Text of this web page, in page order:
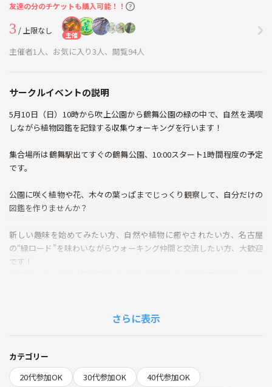
友達の分のチケットも購入可能！！
3 / 上限なし 主催
主催者1人、お気に入り3人、閲覧94人
サークルイベントの説明
5月10日（日）10時から吹上公園から鶴舞公園の緑の中で、自然を満喫
しながら植物図鑑を記録する収集ウォーキングを行います！
集合場所は鶴舞駅出てすぐの鶴舞公園、10:00スタート1時間程度の予定
です。
公園に咲く植物や花、木々の葉っぱまでじっくり観察して、自分だけの
図鑑を作りませんか？
新しい趣味を始めてみたい方、自然や植物に癒やされたい方、名古屋
の“緑ロード”を味わいながらウォーキング仲間と交流したい方、大歓迎
です！
さらに表示
カテゴリー
20代参加OK
30代参加OK
40代参加OK